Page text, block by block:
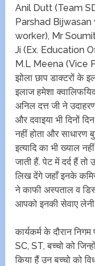
Anil Dutt (Team
Parshad Bijwasan
worker), Mr
Ji (Ex. Education
M.L Meena (Vice
झोला छाप डाक्टरों के
इलाज हमेशा
अनिल दत्त जी ने
और दवाइया भी दिनों
नहीं होता और
इत्यादि का भी ख्याल
जाती हैं. पेट में दर्द हैं
लिख देंगे जहाँ इनके
ने काफी अस्पताल व
आपको इनकी सेवाए लेनी
कार्यकर्म के दौरान
SC, ST, बच्चो को
किया हैं उन बच्चो को